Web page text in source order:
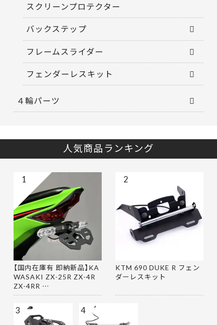
スクリーンプロテクター
バックステップ
フレームスライダー
フェンダーレスキット
４輪パーツ
人気商品ランキング
【国内在庫有 即納新品】KA
WASAKI ZX-25R ZX-4R
ZX-4RR …
1
KTM 690 DUKE R フェン
ダーレスキット
2
3 4